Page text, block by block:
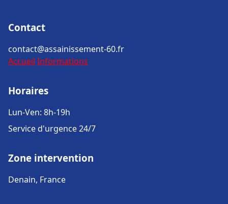
Contact
contact@assainissement-60.fr
Accueil Informations
Horaires
Lun-Ven: 8h-19h
Service d'urgence 24/7
Zone intervention
Denain, France